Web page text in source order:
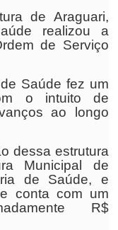
de Araguari,
realizou a
de Serviço
Saúde fez um
o intuito de
ao longo
dessa estrutura
Municipal de
de Saúde, e
conta com um
R$